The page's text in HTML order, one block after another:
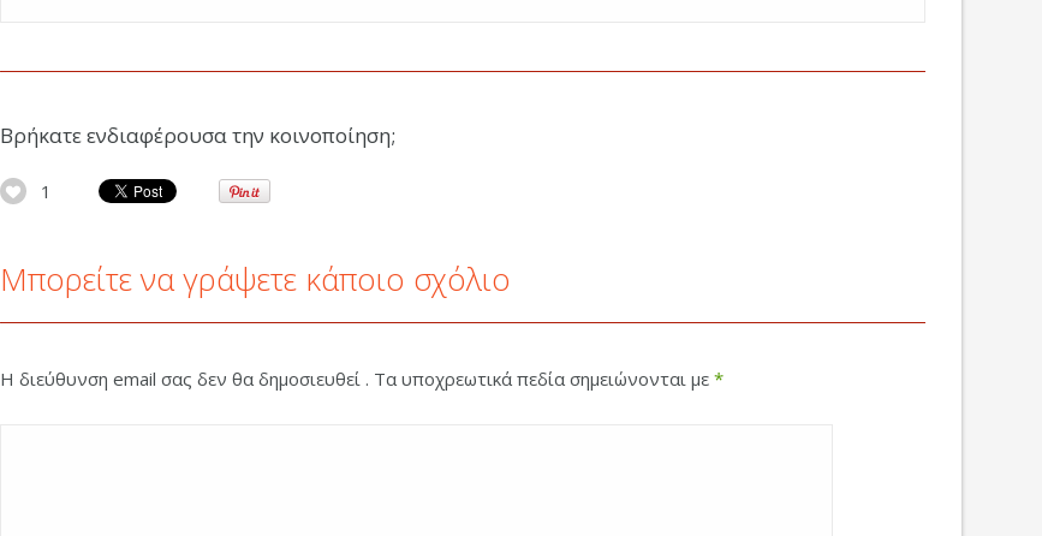
Βρήκατε ενδιαφέρουσα την κοινοποίηση;
1
Μπορείτε να γράψετε κάποιο σχόλιο
Η διεύθυνση email σας δεν θα δημοσιευθεί . Τα υποχρεωτικά πεδία σημειώνονται με *